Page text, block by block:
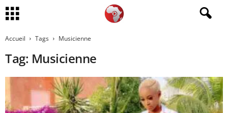
Accueil Tags Musicienne
Tag: Musicienne